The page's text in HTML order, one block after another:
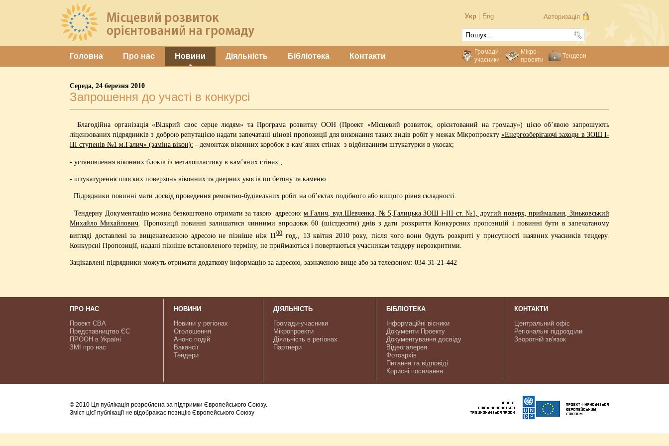
Укр Eng Авторизація
Головна Про нас Новини Діяльність Бібліотека Контакти
Громади
учасники
Мікро-
проекти
Тендери
Середа, 24 березня 2010
Запрошення до участі в конкурсі
Благодійна організація «Відкрий своє серце людям» та Програма розвитку ООН (Проект «Місцевий розвиток, орієнтований на громаду») цією об’явою запрошують
ліцензованих підрядників з доброю репутацією надати запечатані цінові пропозиції для виконання таких видів робіт у межах Мікропроекту«Енергозберігаючі заходи в ЗОШ І-
ІІІ ступенів №1 м.Галич» (заміна вікон): - демонтаж віконних коробок в кам’яних стінах з відбиванням штукатурки в укосах;
- установлення віконних блоків із металопластику в кам’яних стінах ;
- штукатурення плоских поверхонь віконних та дверних укосів по бетону та каменю.
Підрядники повинні мати досвід проведення ремонтно-будівельних робіт на об’єктах подібного або вищого рівня складності.
Тендерну Документацію можна безкоштовно отримати за такою адресою:м.Галич, вул.Шевченка, № 5,Галицька ЗОШ І-ІІІ ст. №1, другий поверх, приймальня, Зіньковський
Михайло Михайлович . Пропозиції повинні залишатися чинними впродовж 60 (шістдесяти) днів з дати розкриття Конкурсних пропозицій і повинні бути в запечатаному
вигляді доставлені за вищенаведеною адресою не пізніше ніж 1100год., 13 квітня 2010 року, після чого вони будуть розкриті у присутності наявних учасників тендеру.
Конкурсні Пропозиції, надані пізніше встановленого терміну, не приймаються і повертаються учасникам тендеру нерозкритими.
Зацікавлені підрядники можуть отримати додаткову інформацію за адресою, зазначеною вище або за телефоном: 034-31-21-442
ПРО НАС
Проект CBA
Представництво ЄС
ПРООН в Україні
ЗМІ про нас
НОВИНИ
Новини у регіонах
Оголошення
Анонс подій
Вакансії
Тендери
ДІЯЛЬНІСТЬ
Громади-учасники
Мікропроекти
Діяльність в регіонах
Партнери
БІБЛІОТЕКА
Інформаційні вісники
Документи Проекту
Документування досвіду
Відеогалерея
Фотоархів
Питання та відповіді
Корисні посилання
КОНТАКТИ
Центральний офіс
Регіональні підрозділи
Зворотній зв'язок
© 2010 Ця публікація розроблена за підтримки Європейського Союзу.
Зміст цієї публікації не відображає позицію Європейського Союзу